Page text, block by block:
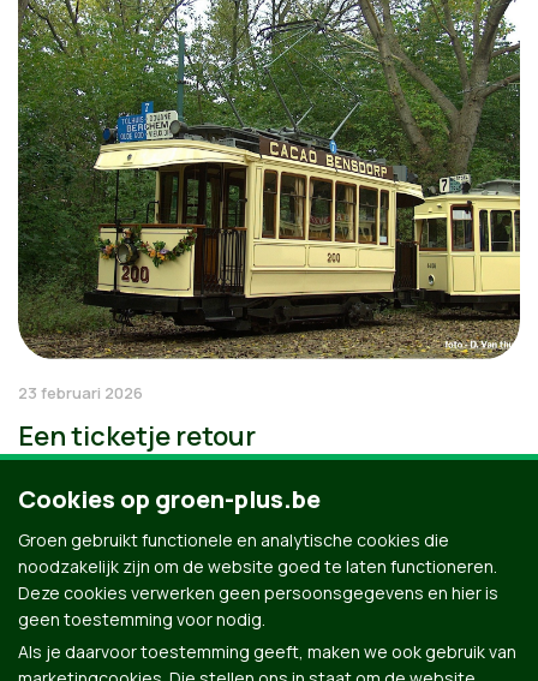
23 februari 2026
Een ticketje retour
Cookies op groen-plus.be
Groen gebruikt functionele en analytische cookies die
noodzakelijk zijn om de website goed te laten functioneren.
Deze cookies verwerken geen persoonsgegevens en hier is
geen toestemming voor nodig.
Als je daarvoor toestemming geeft, maken we ook gebruik van